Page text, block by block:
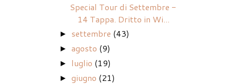
Special Tour di Settembre -
14 Tappa. Dritto in Wi...
► settembre (43)
►agosto (9)
► luglio (19)
►giugno (21)